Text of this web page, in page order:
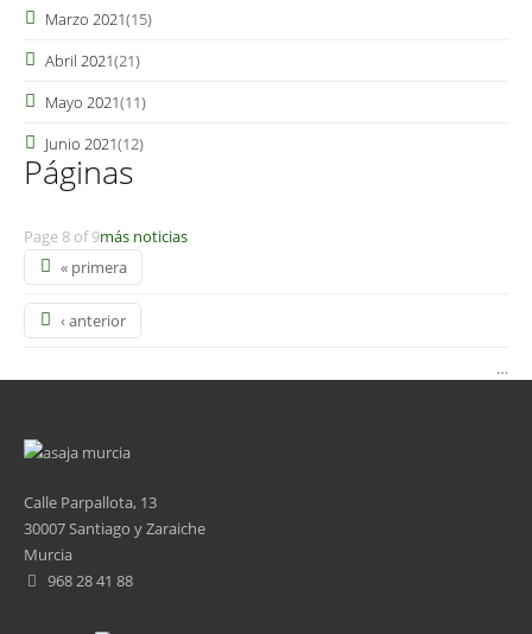
Marzo 2021(15)
Abril 2021(21)
Mayo 2021(11)
Junio 2021(12)
Páginas
Page 8 of 9
« primera
‹ anterior
…
5
6
7
más noticias
Calle Parpallota, 13
30007 Santiago y Zaraiche
Murcia
968 28 41 88